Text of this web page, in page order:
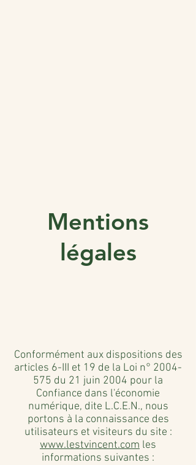
Mentions
légales
Conformément aux dispositions des
articles 6-III et 19 de la Loi n° 2004-
575 du 21 juin 2004 pour la
Confiance dans l'économie
numérique, dite L.C.E.N., nous
portons à la connaissance des
utilisateurs et visiteurs du site :
www.lestvincent.com les
informations suivantes :